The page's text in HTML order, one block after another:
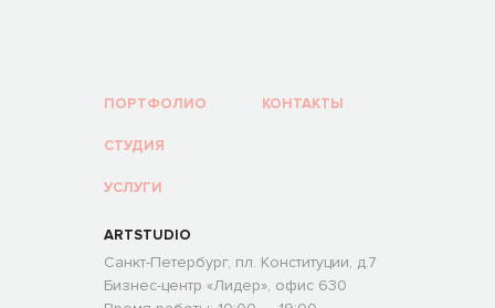
ПОРТФОЛИО
СТУДИЯ
УСЛУГИ
КОНТАКТЫ
ARTSTUDIO
Санкт-Петербург, пл. Конституции, д.7
Бизнес-центр «Лидер», офис 630